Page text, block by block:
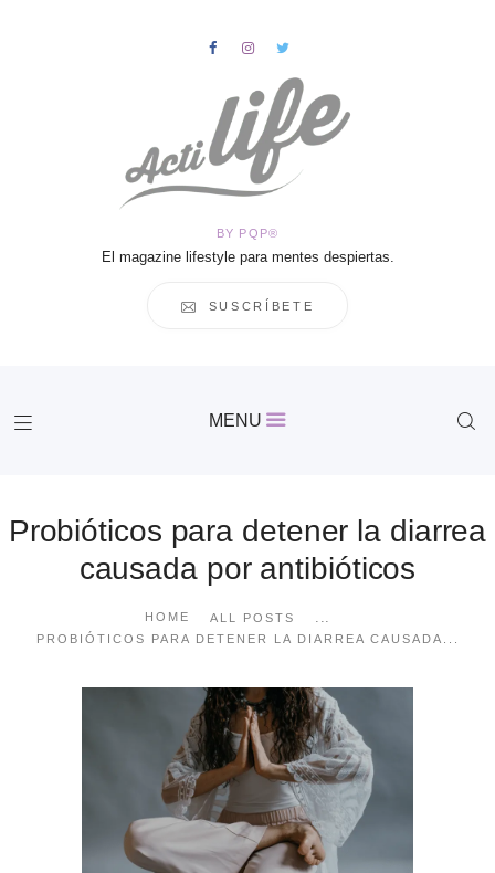
BY PQP®
El magazine lifestyle para mentes despiertas.
SUSCRÍBETE
MENU
Probióticos para detener la diarrea
causada por antibióticos
HOME ALL POSTS ...
PROBIÓTICOS PARA DETENER LA DIARREA CAUSADA...
HOME
Salud